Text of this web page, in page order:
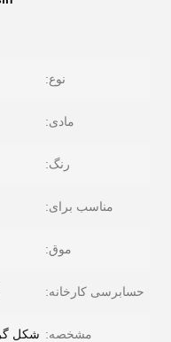
نوع:
مادی:
رنگ:
مناسب برای:
موق:
حسابرسی کارخانه:
مشخصه: شکل